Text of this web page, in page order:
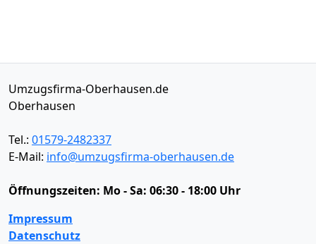
Umzugsfirma-Oberhausen.de
Oberhausen
Tel.: 01579-2482337
E-Mail: info@umzugsfirma-oberhausen.de
Öffnungszeiten: Mo - Sa: 06:30 - 18:00 Uhr
Impressum
Datenschutz